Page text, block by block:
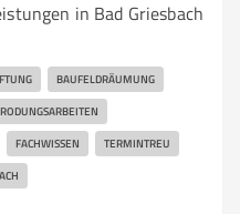
in Bad Griesbach
BAUFELDRÄUMUNG
RODUNGSARBEITEN
FACHWISSEN TERMINTREU